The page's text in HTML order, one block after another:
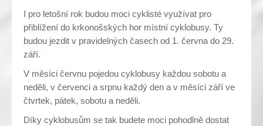
I pro letošní rok budou moci cyklisté využívat pro
přiblížení do krkonošských hor místní cyklobusy. Ty
budou jezdit v pravidelných časech od 1. června do 29.
září.
V měsíci červnu pojedou cyklobusy každou sobotu a
neděli, v červenci a srpnu každý den a v měsíci září ve
čtvrtek, pátek, sobotu a neděli.
Díky cyklobusům se tak budete moci pohodlně dostat